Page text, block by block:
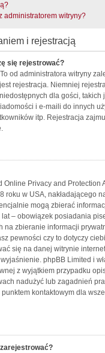
administratorem witryny?
i rejestracją
się rejestrować?
od administratora witryny
rejestracja. Niemniej
dla gości, takich
i e-maili do innych
itp. Rejestracja
Online Privacy and Protection
roku w USA, nakładającego
mogą zbierać
– obowiązek posiadania
na zbieranie informacji
pewności czy to dotyczy
się na danej witrynie
phpBB Limited i
z wyjątkiem przypadku
nadużyć lub zagadnień
punktem kontaktowym dla